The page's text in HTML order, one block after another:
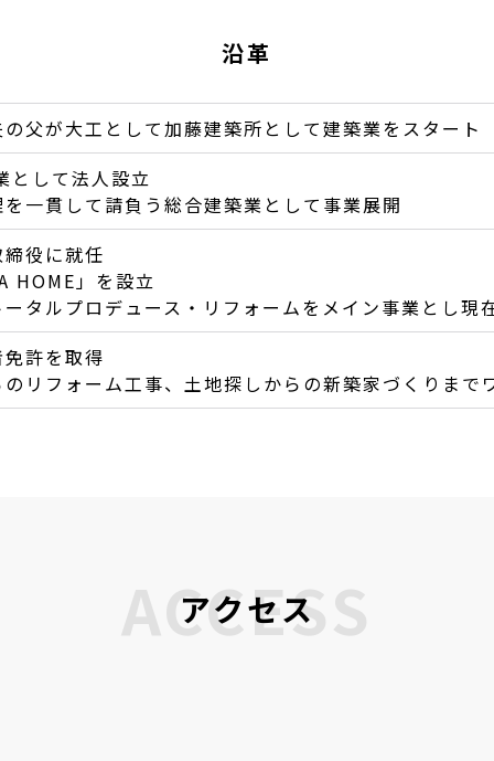
沿革
父が大工として加藤建築所として建築業をスタート
として法人設立
一貫して請負う総合建築業として事業展開
役に就任
HOME」を設立
タルプロデュース・リフォームをメイン事業とし現
許を取得
リフォーム工事、土地探しからの新築家づくりまで
アクセス
ACCESS